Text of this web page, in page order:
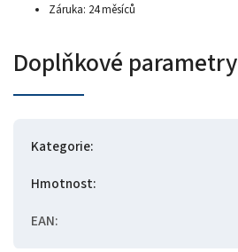
Záruka: 24 měsíců
Doplňkové parametry
Kategorie:
Hmotnost:
EAN: